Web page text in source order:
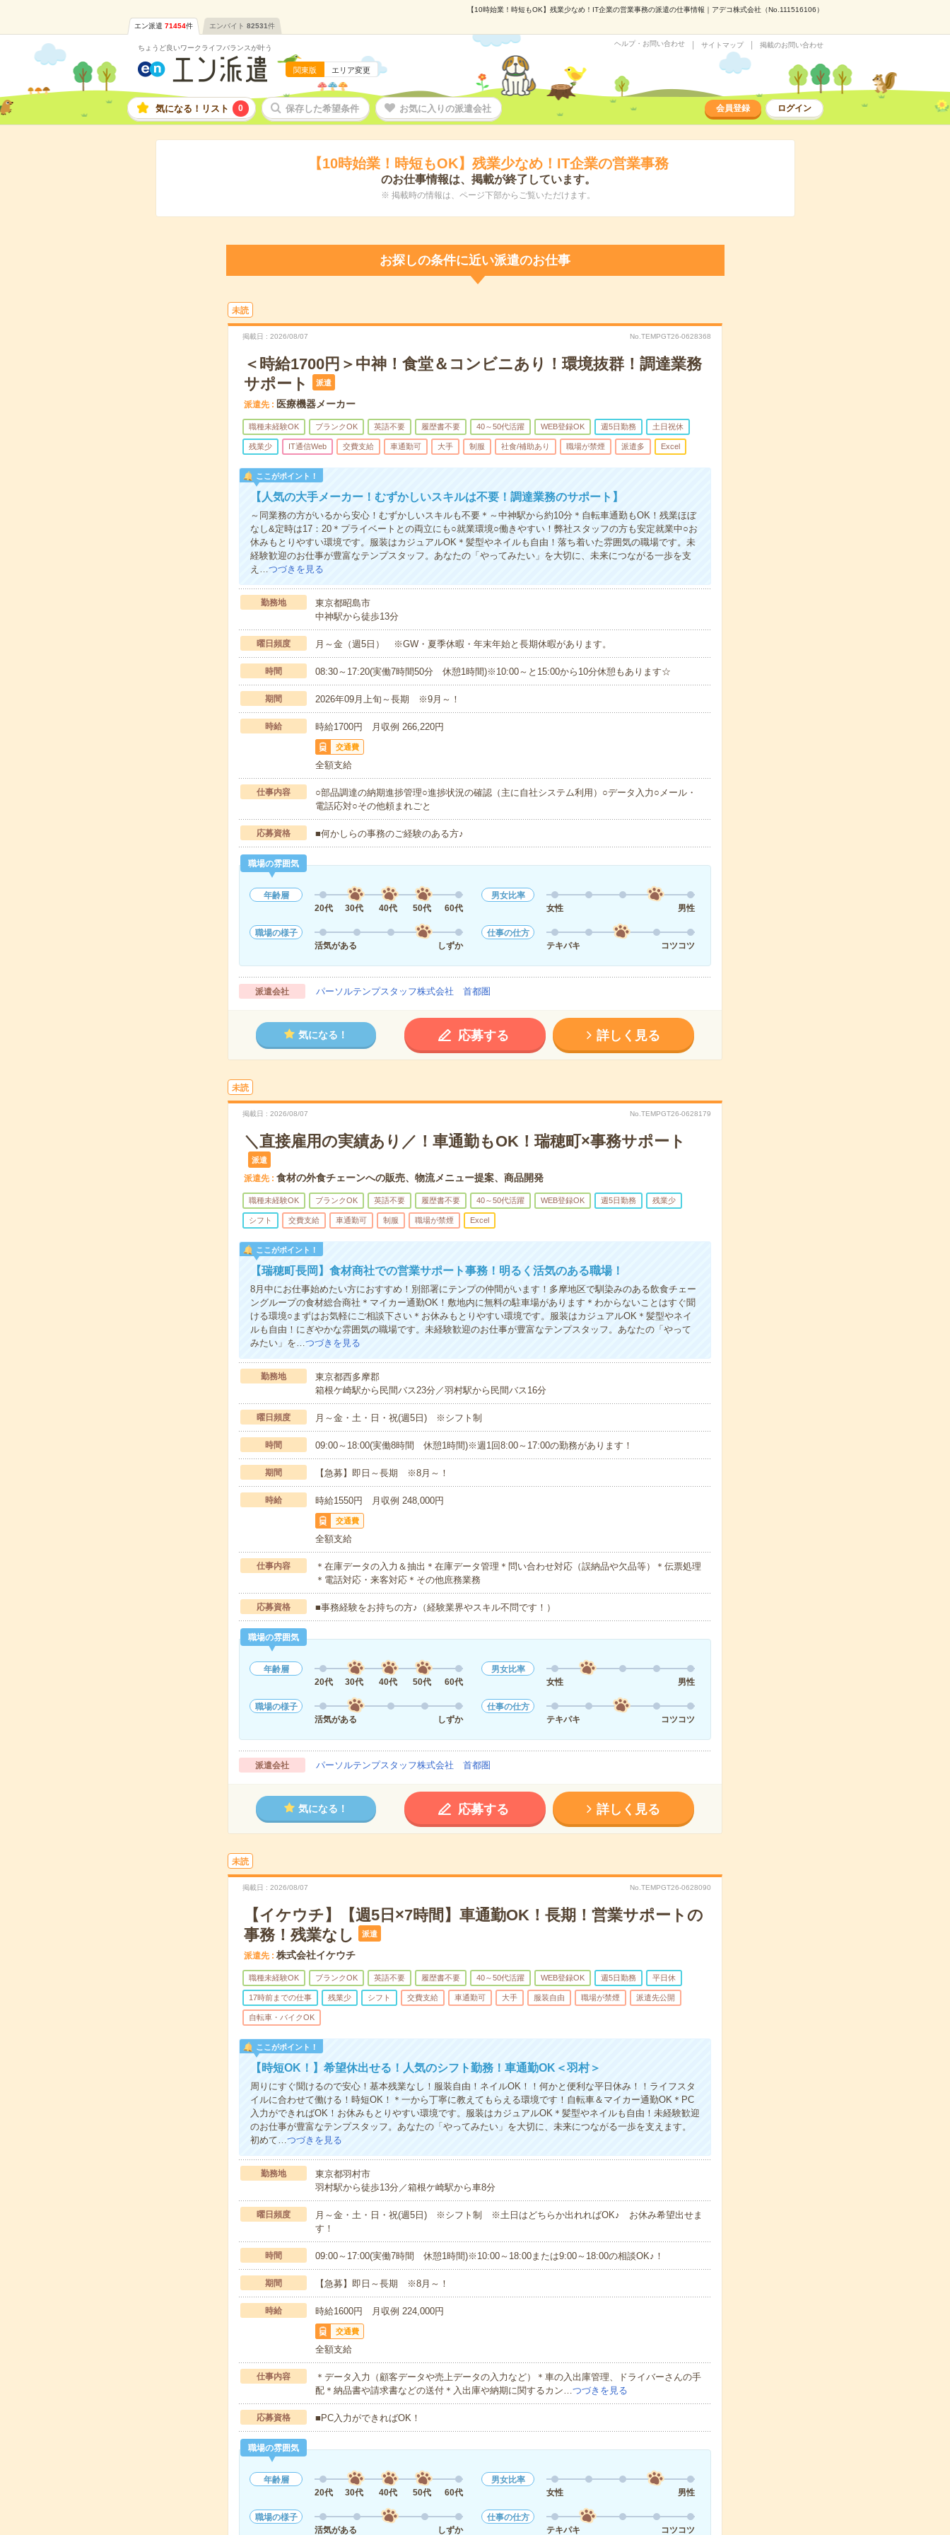
【10時始業！時短もOK】残業少なめ！IT企業の営業事務の派遣の仕事情報｜アデコ株式会社（No.111516106）
エン派遣 71454件 エンバイト 82531件
ちょうど良いワークライフバランスが叶う
関東版 エリア変更
ヘルプ・お問い合わせ サイトマップ 掲載のお問い合わせ
気になる！リスト 0 保存した希望条件 お気に入りの派遣会社 会員登録 ログイン
【10時始業！時短もOK】残業少なめ！IT企業の営業事務
のお仕事情報は、掲載が終了しています。
※ 掲載時の情報は、ページ下部からご覧いただけます。
お探しの条件に近い派遣のお仕事
未読
掲載日 2026/08/07 No.TEMPGT26-0628368
＜時給1700円＞中神！食堂＆コンビニあり！環境抜群！調達業務
サポート
派遣
派遣先 医療機器メーカー
職種未経験OK ブランクOK 英語不要 履歴書不要 40～50代活躍 WEB登録OK 週5日勤務 土日祝休
残業少 IT通信Web 交費支給 車通勤可 大手 制服 社食/補助あり 職場が禁煙 派遣多 Excel
ここがポイント！
【人気の大手メーカー！むずかしいスキルは不要！調達業務のサポート】
～同業務の方がいるから安心！むずかしいスキルも不要＊～中神駅から約10分＊自転車通勤もOK！残業ほぼ
なし&定時は17：20＊プライベートとの両立にも○就業環境○働きやすい！弊社スタッフの方も安定就業中○お
休みもとりやすい環境です。服装はカジュアルOK＊髪型やネイルも自由！落ち着いた雰囲気の職場です。未
経験歓迎のお仕事が豊富なテンプスタッフ。あなたの「やってみたい」を大切に、未来につながる一歩を支
え…つづきを見る
勤務地
東京都昭島市
中神駅から徒歩13分
曜日頻度 月～金（週5日） ※GW・夏季休暇・年末年始と長期休暇があります。
時間 08:30～17:20(実働7時間50分 休憩1時間)※10:00～と15:00から10分休憩もあります☆
期間 2026年09月上旬～長期 ※9月～！
時給 時給1700円 月収例 266,220円
交通費
全額支給
仕事内容
○部品調達の納期進捗管理○進捗状況の確認（主に自社システム利用）○データ入力○メール・
電話応対○その他頼まれごと
応募資格 ■何かしらの事務のご経験のある方♪
職場の雰囲気
年齢層
20代
30代 40代 50代 60代
男女比率
女性
男性
職場の様子
活気がある
しずか
仕事の仕方
テキパキ
コツコツ
派遣会社 パーソルテンプスタッフ株式会社 首都圏
気になる！ 応募する 詳しく見る
未読
掲載日 2026/08/07 No.TEMPGT26-0628179
＼直接雇用の実績あり／！車通勤もOK！瑞穂町×事務サポート
派遣
派遣先 食材の外食チェーンへの販売、物流メニュー提案、商品開発
職種未経験OK ブランクOK 英語不要 履歴書不要 40～50代活躍 WEB登録OK 週5日勤務 残業少
シフト 交費支給 車通勤可 制服 職場が禁煙 Excel
ここがポイント！
【瑞穂町長岡】食材商社での営業サポート事務！明るく活気のある職場！
8月中にお仕事始めたい方におすすめ！別部署にテンプの仲間がいます！多摩地区で馴染みのある飲食チェー
ングループの食材総合商社＊マイカー通勤OK！敷地内に無料の駐車場があります＊わからないことはすぐ聞
ける環境○まずはお気軽にご相談下さい＊お休みもとりやすい環境です。服装はカジュアルOK＊髪型やネイ
ルも自由！にぎやかな雰囲気の職場です。未経験歓迎のお仕事が豊富なテンプスタッフ。あなたの「やって
みたい」を…つづきを見る
勤務地
東京都西多摩郡
箱根ケ崎駅から民間バス23分／羽村駅から民間バス16分
曜日頻度 月～金・土・日・祝(週5日) ※シフト制
時間 09:00～18:00(実働8時間 休憩1時間)※週1回8:00～17:00の勤務があります！
期間 【急募】即日～長期 ※8月～！
時給 時給1550円 月収例 248,000円
交通費
全額支給
仕事内容
＊在庫データの入力＆抽出＊在庫データ管理＊問い合わせ対応（誤納品や欠品等）＊伝票処理
＊電話対応・来客対応＊その他庶務業務
応募資格 ■事務経験をお持ちの方♪（経験業界やスキル不問です！）
職場の雰囲気
年齢層
20代
30代 40代 50代 60代
男女比率
女性
男性
職場の様子
活気がある
しずか
仕事の仕方
テキパキ
コツコツ
派遣会社 パーソルテンプスタッフ株式会社 首都圏
気になる！ 応募する 詳しく見る
未読
掲載日 2026/08/07 No.TEMPGT26-0628090
【イケウチ】【週5日×7時間】車通勤OK！長期！営業サポートの
事務！残業なし
派遣
派遣先 株式会社イケウチ
職種未経験OK ブランクOK 英語不要 履歴書不要 40～50代活躍 WEB登録OK 週5日勤務 平日休
17時前までの仕事 残業少 シフト 交費支給 車通勤可 大手 服装自由 職場が禁煙 派遣先公開
自転車・バイクOK
ここがポイント！
【時短OK！】希望休出せる！人気のシフト勤務！車通勤OK＜羽村＞
周りにすぐ聞けるので安心！基本残業なし！服装自由！ネイルOK！！何かと便利な平日休み！！ライフスタ
イルに合わせて働ける！時短OK！＊一から丁寧に教えてもらえる環境です！自転車＆マイカー通勤OK＊PC
入力ができればOK！お休みもとりやすい環境です。服装はカジュアルOK＊髪型やネイルも自由！未経験歓迎
のお仕事が豊富なテンプスタッフ。あなたの「やってみたい」を大切に、未来につながる一歩を支えます。
初めて…つづきを見る
勤務地
東京都羽村市
羽村駅から徒歩13分／箱根ケ崎駅から車8分
曜日頻度
月～金・土・日・祝(週5日) ※シフト制 ※土日はどちらか出れればOK♪ お休み希望出せま
す！
時間 09:00～17:00(実働7時間 休憩1時間)※10:00～18:00または9:00～18:00の相談OK♪！
期間 【急募】即日～長期 ※8月～！
時給 時給1600円 月収例 224,000円
交通費
全額支給
仕事内容
＊データ入力（顧客データや売上データの入力など）＊車の入出庫管理、ドライバーさんの手
配＊納品書や請求書などの送付＊入出庫や納期に関するカン…つづきを見る
応募資格 ■PC入力ができればOK！
職場の雰囲気
年齢層
20代
30代 40代 50代 60代
男女比率
女性
男性
職場の様子
活気がある
しずか
仕事の仕方
テキパキ
コツコツ